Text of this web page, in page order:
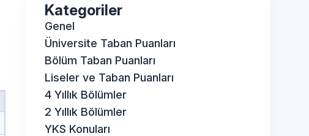
Kategoriler
Genel
Üniversite Taban Puanları
Bölüm Taban Puanları
Liseler ve Taban Puanları
4 Yıllık Bölümler
2 Yıllık Bölümler
YKS Konuları